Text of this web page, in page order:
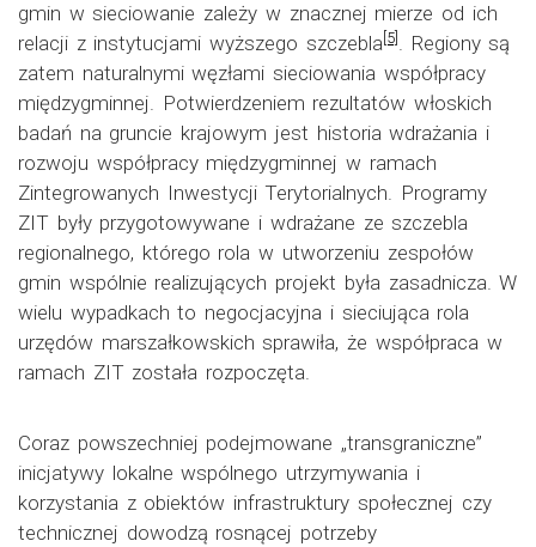
gmin w sieciowanie zależy w znacznej mierze od ich
relacji z instytucjami wyższego szczebla [5] . Regiony są
zatem naturalnymi węzłami sieciowania współpracy
międzygminnej. Potwierdzeniem rezultatów włoskich
badań na gruncie krajowym jest historia wdrażania i
rozwoju współpracy międzygminnej w ramach
Zintegrowanych Inwestycji Terytorialnych. Programy
ZIT były przygotowywane i wdrażane ze szczebla
regionalnego, którego rola w utworzeniu zespołów
gmin wspólnie realizujących projekt była zasadnicza. W
wielu wypadkach to negocjacyjna i sieciująca rola
urzędów marszałkowskich sprawiła, że współpraca w
ramach ZIT została rozpoczęta.
Coraz powszechniej podejmowane „transgraniczne”
inicjatywy lokalne wspólnego utrzymywania i
korzystania z obiektów infrastruktury społecznej czy
technicznej dowodzą rosnącej potrzeby